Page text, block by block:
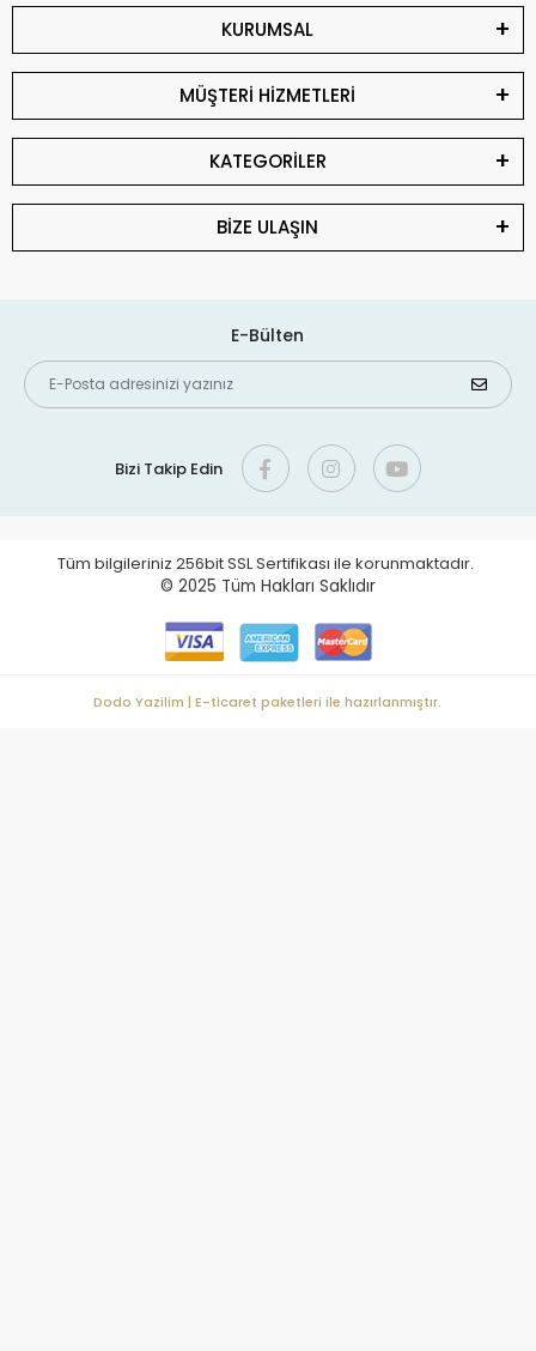
KURUMSAL
MÜŞTERİ HİZMETLERİ
KATEGORİLER
BİZE ULAŞIN
E-Bülten
Bizi Takip Edin
Tüm bilgileriniz 256bit SSL Sertifikası ile korunmaktadır.
© 2025 Tüm Hakları Saklıdır
Dodo Yazilim | E-ticaret paketleri ile hazırlanmıştır.